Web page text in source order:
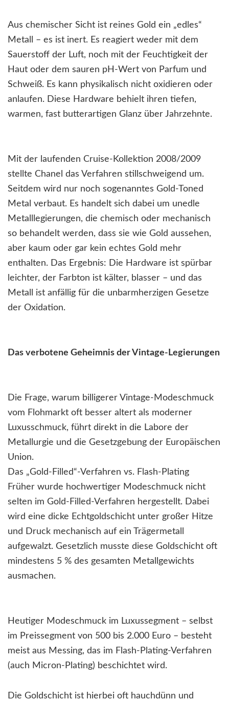
Aus chemischer Sicht ist reines Gold ein „edles“
Metall – es ist inert. Es reagiert weder mit dem
Sauerstoff der Luft, noch mit der Feuchtigkeit der
Haut oder dem sauren pH-Wert von Parfum und
Schweiß. Es kann physikalisch nicht oxidieren oder
anlaufen. Diese Hardware behielt ihren tiefen,
warmen, fast butterartigen Glanz über Jahrzehnte.
Mit der laufenden Cruise-Kollektion 2008/2009
stellte Chanel das Verfahren stillschweigend um.
Seitdem wird nur noch sogenanntes Gold-Toned
Metal verbaut. Es handelt sich dabei um unedle
Metalllegierungen, die chemisch oder mechanisch
so behandelt werden, dass sie wie Gold aussehen,
aber kaum oder gar kein echtes Gold mehr
enthalten. Das Ergebnis: Die Hardware ist spürbar
leichter, der Farbton ist kälter, blasser – und das
Metall ist anfällig für die unbarmherzigen Gesetze
der Oxidation.
Das verbotene Geheimnis der Vintage-Legierungen
Die Frage, warum billigerer Vintage-Modeschmuck
vom Flohmarkt oft besser altert als moderner
Luxusschmuck, führt direkt in die Labore der
Metallurgie und die Gesetzgebung der Europäischen
Union.
Das „Gold-Filled“-Verfahren vs. Flash-Plating
Früher wurde hochwertiger Modeschmuck nicht
selten im Gold-Filled-Verfahren hergestellt. Dabei
wird eine dicke Echtgoldschicht unter großer Hitze
und Druck mechanisch auf ein Trägermetall
aufgewalzt. Gesetzlich musste diese Goldschicht oft
mindestens 5 % des gesamten Metallgewichts
ausmachen.
Heutiger Modeschmuck im Luxussegment – selbst
im Preissegment von 500 bis 2.000 Euro – besteht
meist aus Messing, das im Flash-Plating-Verfahren
(auch Micron-Plating) beschichtet wird.
Die Goldschicht ist hierbei oft hauchdünn und